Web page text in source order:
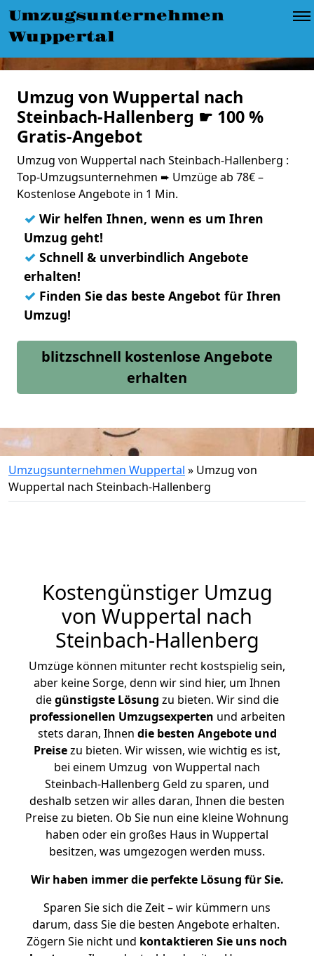
Umzugsunternehmen
Wuppertal
Umzug von Wuppertal nach
Steinbach-Hallenberg ☛ 100 %
Gratis-Angebot
Umzug von Wuppertal nach Steinbach-Hallenberg :
Top-Umzugsunternehmen ➨ Umzüge ab 78€ –
Kostenlose Angebote in 1 Min.
✓ Wir helfen Ihnen, wenn es um Ihren
Umzug geht!
✓ Schnell & unverbindlich Angebote
erhalten!
✓ Finden Sie das beste Angebot für Ihren
Umzug!
blitzschnell kostenlose Angebote
erhalten
Umzugsunternehmen Wuppertal » Umzug von
Wuppertal nach Steinbach-Hallenberg
Kostengünstiger Umzug
von Wuppertal nach
Steinbach-Hallenberg
Umzüge können mitunter recht kostspielig sein,
aber keine Sorge, denn wir sind hier, um Ihnen
diegünstigste Lösung zu bieten. Wir sind die
professionellen Umzugsexperten und arbeiten
stets daran, Ihnen die besten Angebote und
Preisezu bieten. Wir wissen, wie wichtig es ist,
bei einem Umzug von Wuppertal nach
Steinbach-Hallenberg Geld zu sparen, und
deshalb setzen wir alles daran, Ihnen die besten
Preise zu bieten. Ob Sie nun eine kleine Wohnung
haben oder ein großes Haus in Wuppertal
besitzen, was umgezogen werden muss.
Wir haben immer die perfekte Lösung für Sie.
Sparen Sie sich die Zeit – wir kümmern uns
darum, dass Sie die besten Angebote erhalten.
Zögern Sie nicht und kontaktieren Sie uns noch